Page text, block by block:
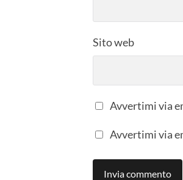
Sito web
Avvertimi via
Avvertimi via